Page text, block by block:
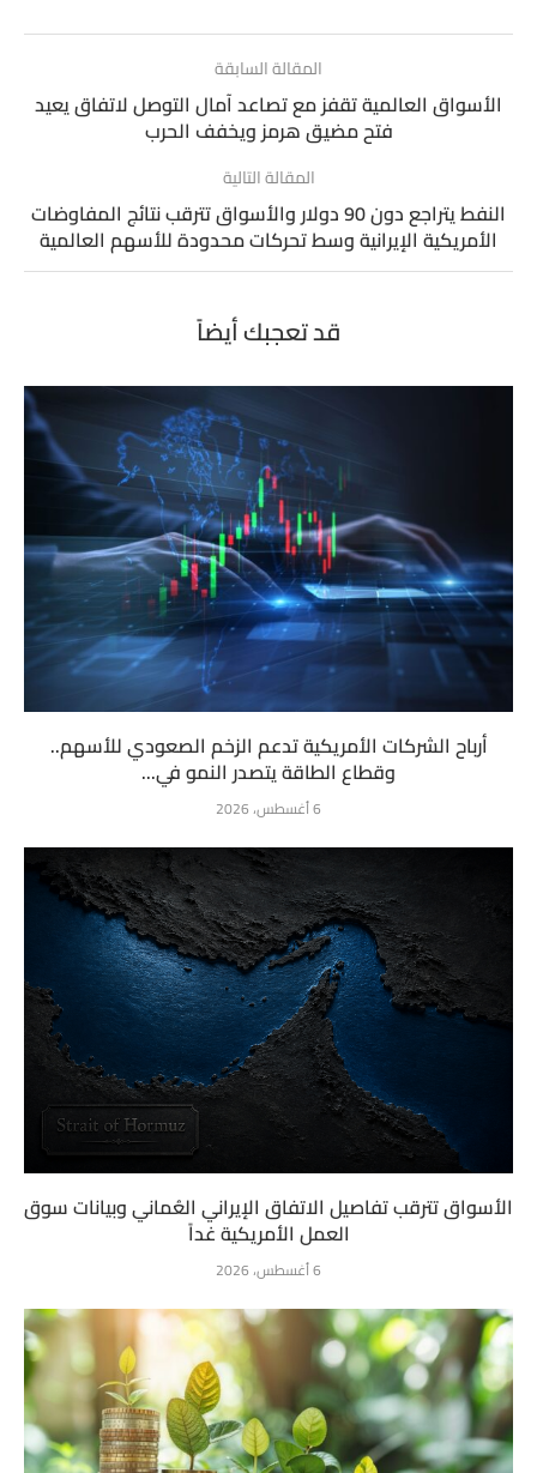
المقالة السابقة
الأسواق العالمية تقفز مع تصاعد آمال التوصل لاتفاق يعيد
فتح مضيق هرمز ويخفف الحرب
المقالة التالية
النفط يتراجع دون 90 دولار والأسواق تترقب نتائج المفاوضات
الأمريكية الإيرانية وسط تحركات محدودة للأسهم العالمية
قد تعجبك أيضاً
أرباح الشركات الأمريكية تدعم الزخم الصعودي للأسهم..
وقطاع الطاقة يتصدر النمو في...
6 أغسطس، 2026
الأسواق تترقب تفاصيل الاتفاق الإيراني العُماني وبيانات سوق
العمل الأمريكية غداً
6 أغسطس، 2026